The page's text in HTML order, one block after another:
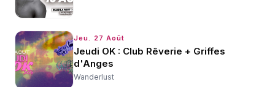
Jeu. 27 Août
Jeudi OK : Club Rêverie + Griffes
d'Anges
Wanderlust